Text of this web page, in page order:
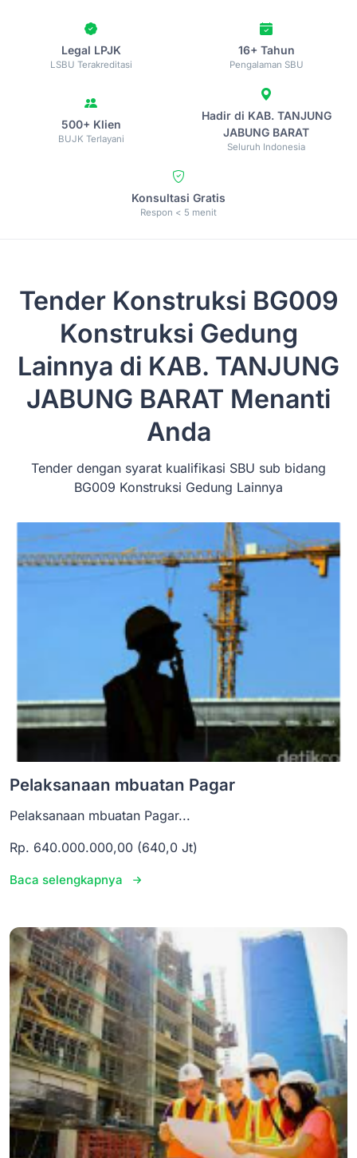
Legal LPJK
LSBU Terakreditasi
16+ Tahun
Pengalaman SBU
500+ Klien
BUJK Terlayani
Hadir di KAB. TANJUNG
JABUNG BARAT
Seluruh Indonesia
Konsultasi Gratis
Respon < 5 menit
Tender Konstruksi BG009
Konstruksi Gedung
Lainnya di KAB. TANJUNG
JABUNG BARAT Menanti
Anda
Tender dengan syarat kualifikasi SBU sub bidang
BG009 Konstruksi Gedung Lainnya
Pelaksanaan mbuatan Pagar
Pelaksanaan mbuatan Pagar...
Rp. 640.000.000,00 (640,0 Jt)
Baca selengkapnya